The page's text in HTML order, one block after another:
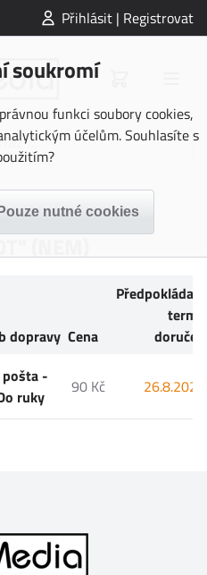
Přihlásit | Registrovat
soukromí
funkci soubory cookies,
účelům. Souhlasíte s
dopravy Cena
pošta -
ruky
90 Kč 26.8.2026